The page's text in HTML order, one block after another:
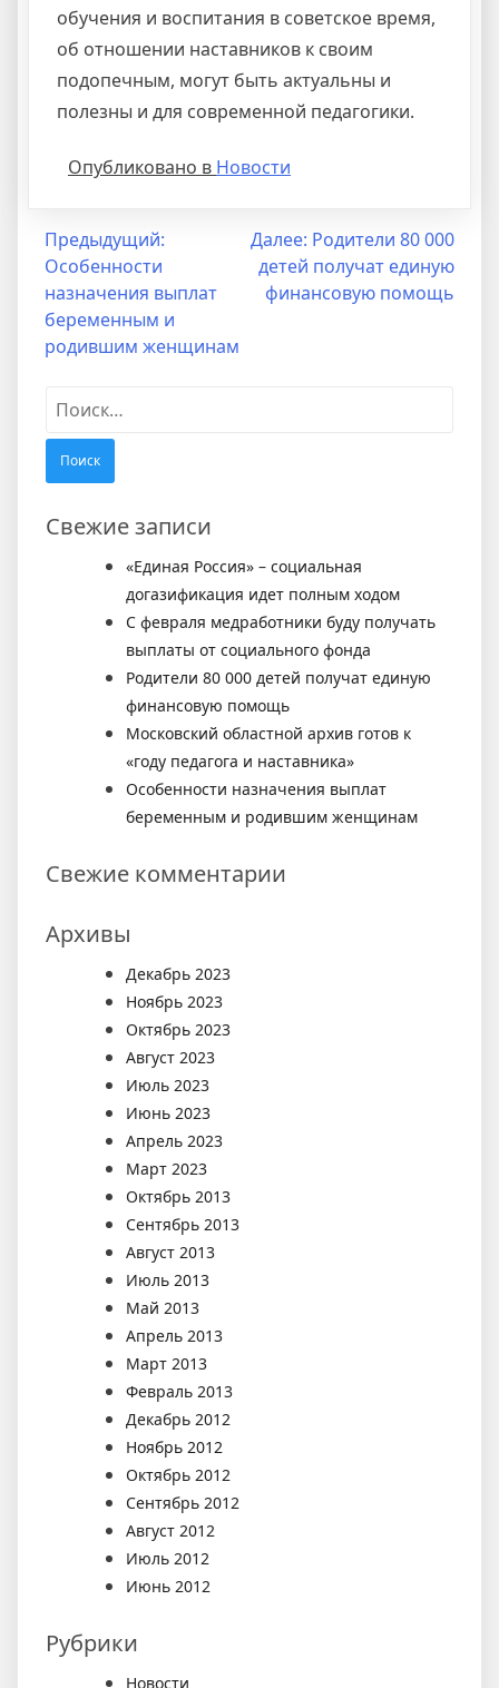
обучения и воспитания в советское время,
об отношении наставников к своим
подопечным, могут быть актуальны и
полезны и для современной педагогики.
Опубликовано в Новости
Навигация
записям
Предыдущий:
Особенности
назначения выплат
беременным и
родившим женщинам
Далее: Родители 80 000
детей получат единую
финансовую помощь
Найти:
Свежие записи
«Единая Россия» – социальная
догазификация идет полным ходом
С февраля медработники буду получать
выплаты от социального фонда
Родители 80 000 детей получат единую
финансовую помощь
Московский областной архив готов к
«году педагога и наставника»
Особенности назначения выплат
беременным и родившим женщинам
Свежие комментарии
Архивы
Декабрь 2023
Ноябрь 2023
Октябрь 2023
Август 2023
Июль 2023
Июнь 2023
Апрель 2023
Март 2023
Октябрь 2013
Сентябрь 2013
Август 2013
Июль 2013
Май 2013
Апрель 2013
Март 2013
Февраль 2013
Декабрь 2012
Ноябрь 2012
Октябрь 2012
Сентябрь 2012
Август 2012
Июль 2012
Июнь 2012
Рубрики
Новости